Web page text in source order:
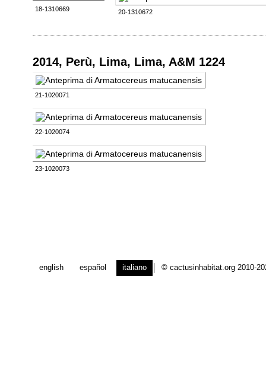
18-1310669 20-1310672
2014, Perù, Lima, Lima, A&M 1224
21-1020071
22-1020074
23-1020073
english español italiano © cactusinhabitat.org 2010-